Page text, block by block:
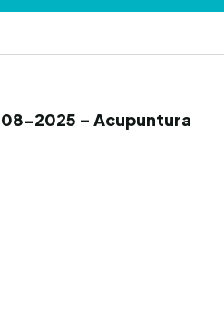
08-2025 – Acupuntura